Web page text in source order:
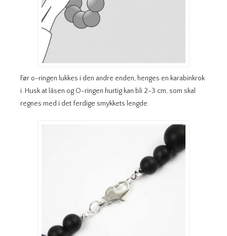
Før o-ringen lukkes i den andre enden, henges en karabinkrok
i. Husk at låsen og O-ringen hurtig kan bli 2-3 cm, som skal
regnes med i det ferdige smykkets lengde.